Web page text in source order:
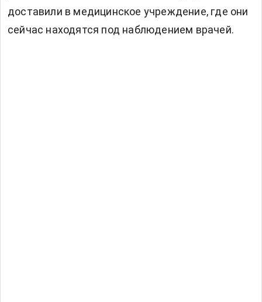
доставили в медицинское учреждение, где они
сейчас находятся под наблюдением врачей.